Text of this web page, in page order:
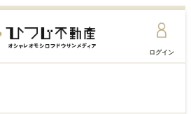
ログイン